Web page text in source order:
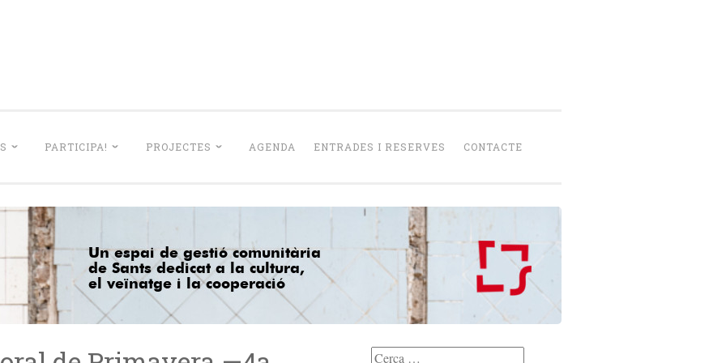
PARTICIPA! PROJECTES AGENDA ENTRADES I RESERVES CONTACTE
Cerca: